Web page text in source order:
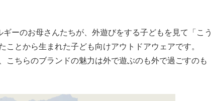
ーのお母さんたちが、外遊びをする子どもを見て「こう
とから生まれた子ども向けアウトドアウェアです。
こちらのブランドの魅力は外で遊ぶのも外で過ごすのも